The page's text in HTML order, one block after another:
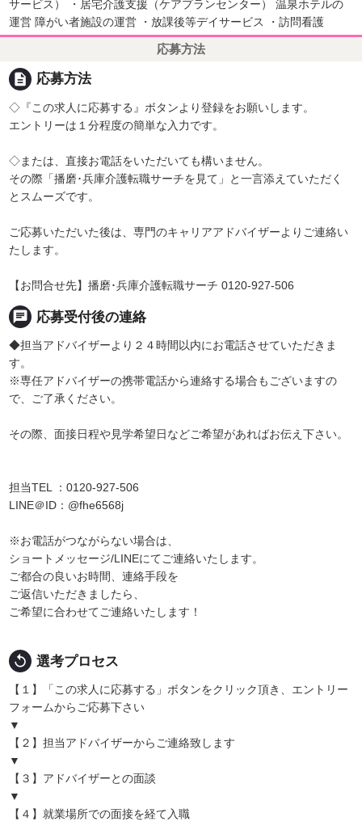
サービス） ・居宅介護支援（ケアプランセンター） 温泉ホテルの
運営 障がい者施設の運営 ・放課後等デイサービス ・訪問看護
応募方法
description 応募方法
◇『この求人に応募する』ボタンより登録をお願いします。
エントリーは１分程度の簡単な入力です。
◇または、直接お電話をいただいても構いません。
その際「播磨･兵庫介護転職サーチを見て」と一言添えていただく
とスムーズです。
ご応募いただいた後は、専門のキャリアアドバイザーよりご連絡い
たします。
【お問合せ先】播磨･兵庫介護転職サーチ 0120-927-506
chat 応募受付後の連絡
◆担当アドバイザーより２４時間以内にお電話させていただきま
す。
※専任アドバイザーの携帯電話から連絡する場合もございますの
で、ご了承ください。
その際、面接日程や見学希望日などご希望があればお伝え下さい。
担当TEL ：0120-927-506
LINE＠ID：@fhe6568j
※お電話がつながらない場合は、
ショートメッセージ/LINEにてご連絡いたします。
ご都合の良いお時間、連絡手段を
ご返信いただきましたら、
ご希望に合わせてご連絡いたします！
replay 選考プロセス
【１】「この求人に応募する」ボタンをクリック頂き、エントリー
フォームからご応募下さい
▼
【２】担当アドバイザーからご連絡致します
▼
【３】アドバイザーとの面談
▼
【４】就業場所での面接を経て入職